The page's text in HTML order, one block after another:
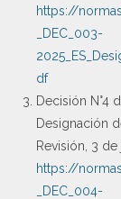
https://
_DEC_003-
df
Decisión N°4
Designación
Revisión, 3
https://
_DEC_004-